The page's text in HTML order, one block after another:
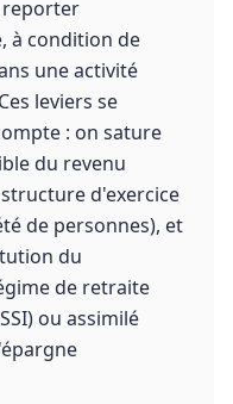
reporter
à condition de
une activité
leviers se
: on sature
du revenu
d'exercice
de personnes), et
du
de retraite
ou assimilé